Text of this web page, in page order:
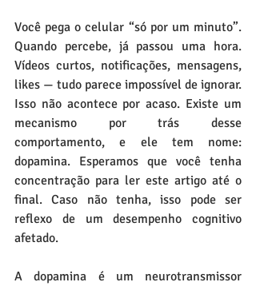
Você pega o celular “só por um minuto”.
Quando percebe, já passou uma hora.
Vídeos curtos, notificações, mensagens,
likes — tudo parece impossível de ignorar.
Isso não acontece por acaso. Existe um
mecanismo por trás desse
comportamento, e ele tem nome:
dopamina. Esperamos que você tenha
concentração para ler este artigo até o
final. Caso não tenha, isso pode ser
reflexo de um desempenho cognitivo
afetado.
A dopamina é um neurotransmissor